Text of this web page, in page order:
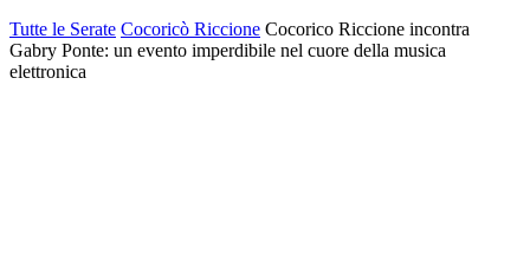
Tutte le Serate Cocoricò Riccione Cocorico Riccione incontra
Gabry Ponte: un evento imperdibile nel cuore della musica
elettronica